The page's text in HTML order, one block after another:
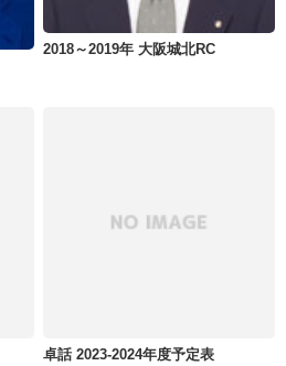
2018～2019年 大阪城北RC
卓話 2023-2024年度予定表